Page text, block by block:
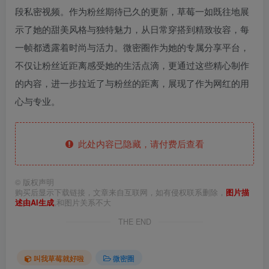
段私密视频。作为粉丝期待已久的更新，草莓一如既往地展
示了她的甜美风格与独特魅力，从日常穿搭到精致妆容，每
一帧都透露着时尚与活力。微密圈作为她的专属分享平台，
不仅让粉丝近距离感受她的生活点滴，更通过这些精心制作
的内容，进一步拉近了与粉丝的距离，展现了作为网红的用
心与专业。
此处内容已隐藏，请付费后查看
© 版权声明
购买后显示下载链接，文章来自互联网，如有侵权联系删除， 图片描
述由AI生成,和图片关系不大
THE END
叫我草莓就好啦
微密圈